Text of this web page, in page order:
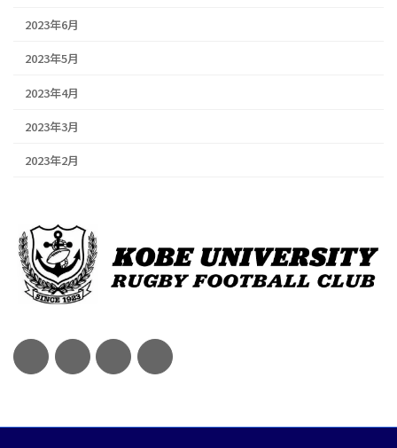
2023年6月
2023年5月
2023年4月
2023年3月
2023年2月